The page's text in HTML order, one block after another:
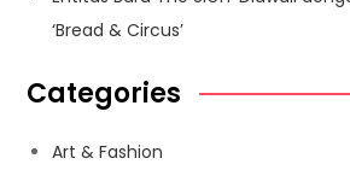
‘Bread & Circus’
Categories
Art & Fashion